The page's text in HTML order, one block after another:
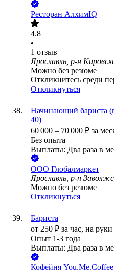
Ресторан АлхимIQ
4.8
•
1 отзыв
Ярославль, р-н
Можно без резюме
Откликнитесь среди
Откликнуться
Начинающий бариста
40)
60 000 – 70 000 ₽ за
Без опыта
Выплаты: Два раза в
ООО Глобалмаркет
Ярославль, р-н
Можно без резюме
Откликнуться
Бариста
от 250 ₽ за час, на руки
Опыт 1-3 года
Выплаты: Два раза в
Кофейня You.Me.Coffee